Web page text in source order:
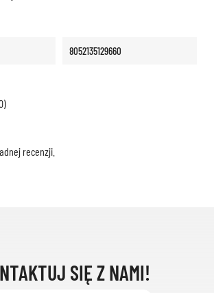
8052135129660
recenzji.
SIĘ Z NAMI!